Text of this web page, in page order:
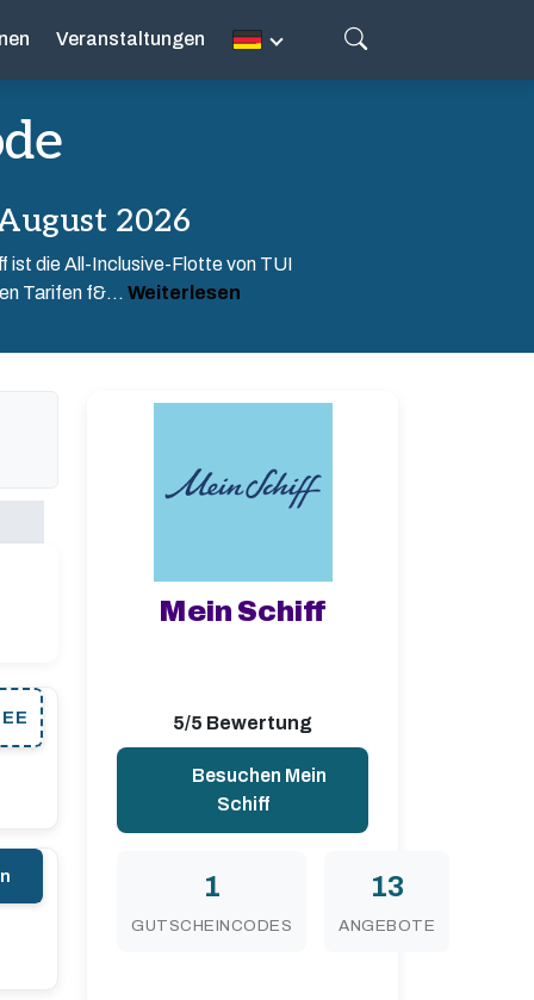
Veranstaltungen
2026
ist die All-Inclusive-Flotte von TUI
Tarifen f&... Weiterlesen
Mein Schiff
5/5 Bewertung
Besuchen Mein
Schiff
1
GUTSCHEINCODES
13
ANGEBOTE